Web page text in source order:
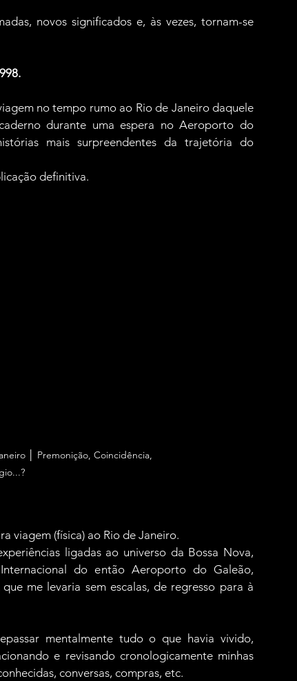
novos significados e, às vezes, tornam-se
no tempo rumo ao Rio de Janeiro daquele
durante uma espera no Aeroporto do
definitiva.
│ Premonição, Coincidência,
viagem (física) ao Rio de Janeiro.
ligadas ao universo da Bossa Nova,
do então Aeroporto do Galeão,
me levaria sem escalas, de regresso para à
mentalmente tudo o que havia vivido,
e revisando cronologicamente minhas
conversas, compras, etc.